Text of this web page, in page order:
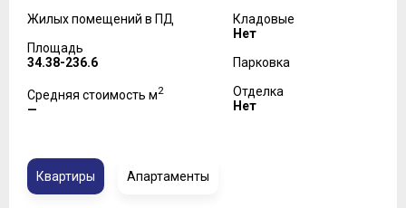
Жилых помещений в ПД
Площадь
34.38-236.6
Средняя стоимость м2
—
Кладовые
Нет
Парковка
Отделка
Нет
Квартиры Апартаменты